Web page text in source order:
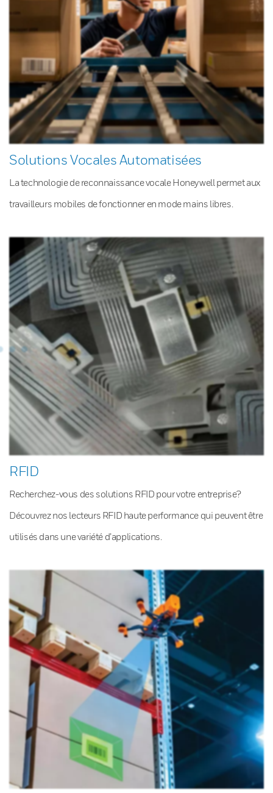
Solutions Vocales Automatisées
La technologie de reconnaissance vocale Honeywell permet aux
travailleurs mobiles de fonctionner en mode mains libres.
RFID
Recherchez-vous des solutions RFID pour votre entreprise?
Découvrez nos lecteurs RFID haute performance qui peuvent être
utilisés dans une variété d’applications.